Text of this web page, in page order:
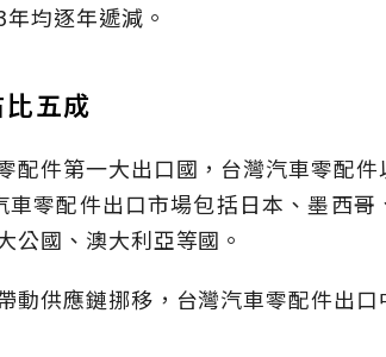
均逐年遞減。
五成
配件第一大出口國，台灣汽車零配
零配件出口市場包括日本、墨西哥
公國、澳大利亞等國。
動供應鏈挪移，台灣汽車零配件出口